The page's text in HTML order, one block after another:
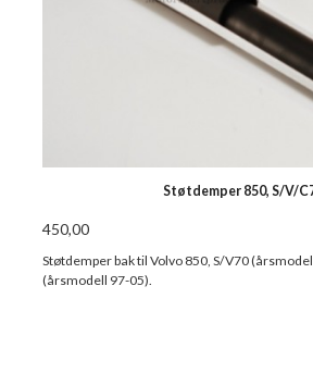
Støtdemper 850, S/V/
450,00
Støtdemper bak til Volvo 850, S/V70
(årsmodell 97-05).